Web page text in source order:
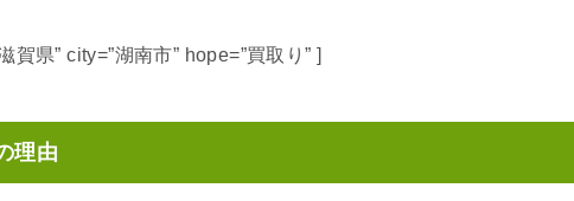
県” city=”湖南市” hope=”買取り” ]
理由